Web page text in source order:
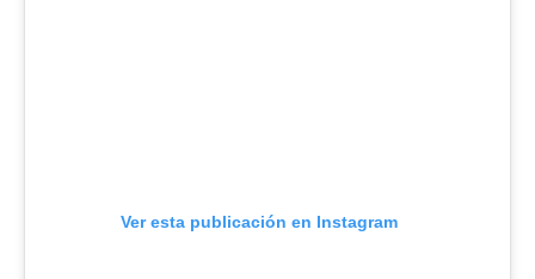
Ver esta publicación en Instagram